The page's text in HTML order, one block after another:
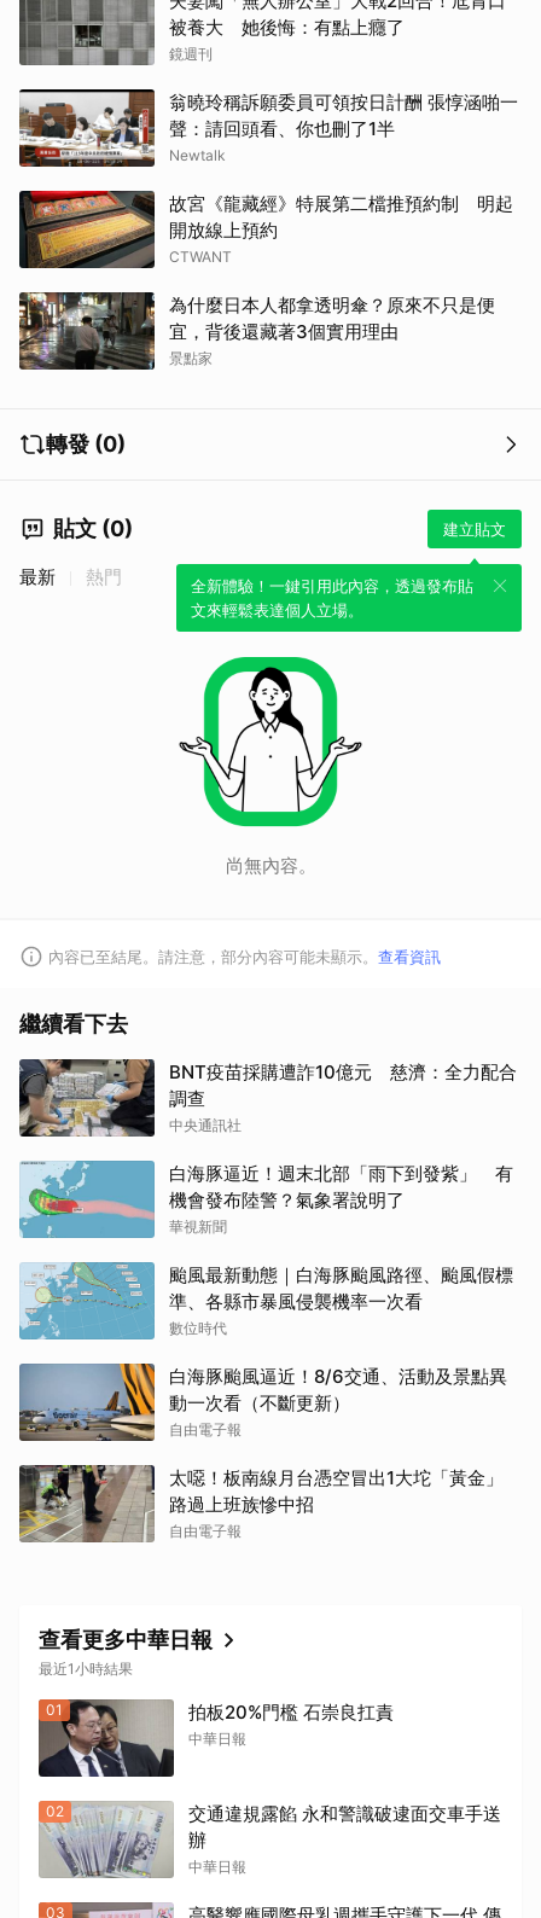
被養大 她後悔：有點上癮了
鏡週刊
翁曉玲稱訴願委員可領按日計酬 張惇涵啪一
聲：請回頭看、你也刪了1半
Newtalk
故宮《龍藏經》特展第二檔推預約制 明起
開放線上預約
CTWANT
為什麼日本人都拿透明傘？原來不只是便
宜，背後還藏著3個實用理由
景點家
轉發 (0)
貼文 (0) 建立貼文
全新體驗！一鍵引用此內容，透過發布貼
文來輕鬆表達個人立場。
最新 熱門
尚無內容。
內容已至結尾。請注意，部分內容可能未顯示。 查看資訊
繼續看下去
BNT疫苗採購遭詐10億元 慈濟：全力配合
調查
中央通訊社
白海豚逼近！週末北部「雨下到發紫」 有
機會發布陸警？氣象署說明了
華視新聞
颱風最新動態｜白海豚颱風路徑、颱風假標
準、各縣市暴風侵襲機率一次看
數位時代
白海豚颱風逼近！8/6交通、活動及景點異
動一次看（不斷更新）
自由電子報
太噁！板南線月台憑空冒出1大坨「黃金」
路過上班族慘中招
自由電子報
查看更多中華日報
最近1小時結果
01 拍板20%門檻 石崇良扛責
中華日報
02
交通違規露餡 永和警識破逮面交車手送
辦
中華日報
03